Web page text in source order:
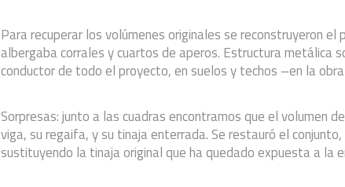
Para recuperar los volúmenes originales se reconstruyeron
albergaba corrales y cuartos de aperos. Estructura metálica
conductor de todo el proyecto, en suelos y techos –en la
Sorpresas: junto a las cuadras encontramos que el volumen
viga, su regaifa, y su tinaja enterrada. Se restauró el
sustituyendo la tinaja original que ha quedado expuesta a la